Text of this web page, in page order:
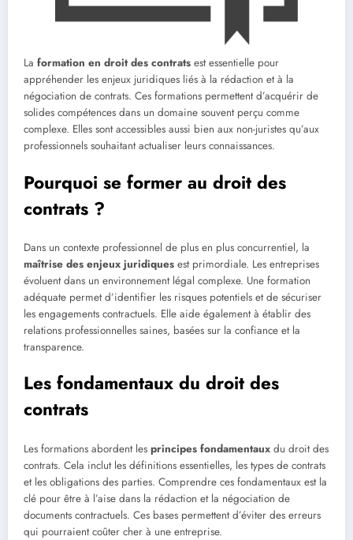
La formation en droit des contrats est essentielle pour
appréhender les enjeux juridiques liés à la rédaction et à la
négociation de contrats. Ces formations permettent d’acquérir de
solides compétences dans un domaine souvent perçu comme
complexe. Elles sont accessibles aussi bien aux non-juristes qu’aux
professionnels souhaitant actualiser leurs connaissances.
Pourquoi se former au droit des
contrats ?
Dans un contexte professionnel de plus en plus concurrentiel, la
maîtrise des enjeux juridiques est primordiale. Les entreprises
évoluent dans un environnement légal complexe. Une formation
adéquate permet d’identifier les risques potentiels et de sécuriser
les engagements contractuels. Elle aide également à établir des
relations professionnelles saines, basées sur la confiance et la
transparence.
Les fondamentaux du droit des
contrats
Les formations abordent les principes fondamentaux du droit des
contrats. Cela inclut les définitions essentielles, les types de contrats
et les obligations des parties. Comprendre ces fondamentaux est la
clé pour être à l’aise dans la rédaction et la négociation de
documents contractuels. Ces bases permettent d’éviter des erreurs
qui pourraient coûter cher à une entreprise.